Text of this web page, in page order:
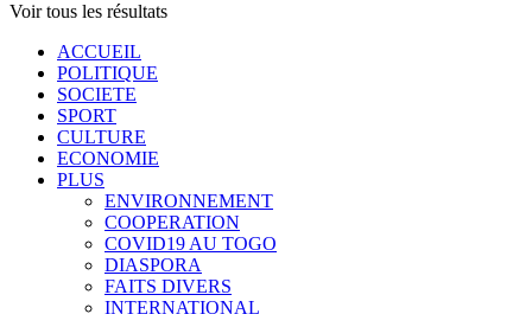
Voir tous les résultats
ACCUEIL
POLITIQUE
SOCIETE
SPORT
CULTURE
ECONOMIE
PLUS
ENVIRONNEMENT
COOPERATION
COVID19 AU TOGO
DIASPORA
FAITS DIVERS
INTERNATIONAL